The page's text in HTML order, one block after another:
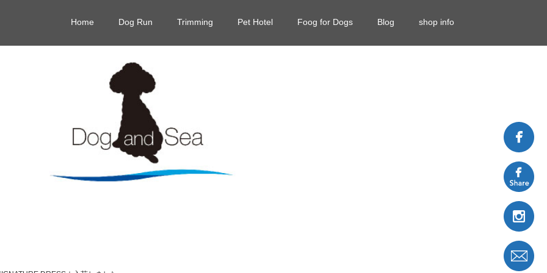
Home Dog Run Trimming Pet Hotel Foog for Dogs Blog shop info